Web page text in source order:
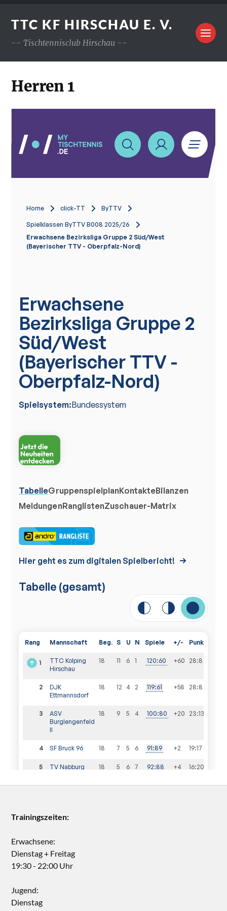
TTC KF HIRSCHAU E. V.
-- Tischtennisclub Hirschau --
Herren 1
Trainingszeiten:
Erwachsene:
Dienstag + Freitag
19:30 - 22:00 Uhr
Jugend:
Dienstag